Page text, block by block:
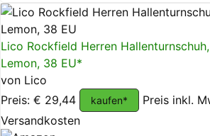
Lico Rockfield Herren
Lemon, 38 EU*
von Lico
Preis: € 29,44
kaufen*
Preis inkl.
Versandkosten